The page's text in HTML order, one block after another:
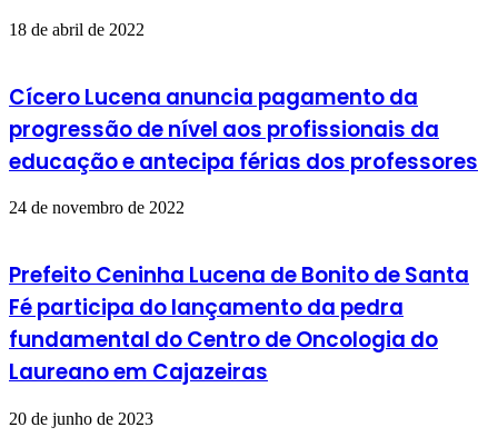
18 de abril de 2022
Cícero Lucena anuncia pagamento da
progressão de nível aos profissionais da
educação e antecipa férias dos professores
24 de novembro de 2022
Prefeito Ceninha Lucena de Bonito de Santa
Fé participa do lançamento da pedra
fundamental do Centro de Oncologia do
Laureano em Cajazeiras
20 de junho de 2023